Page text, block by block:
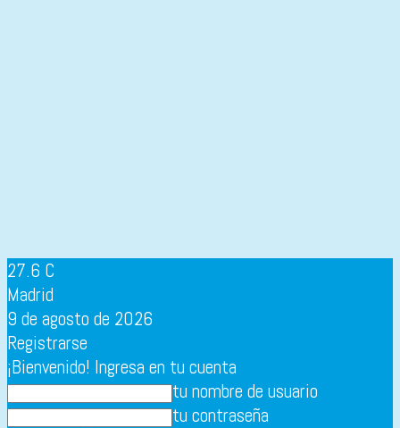
27.6 C
Madrid
9 de agosto de 2026
Registrarse
¡Bienvenido! Ingresa en tu cuenta
tu nombre de usuario
tu contraseña